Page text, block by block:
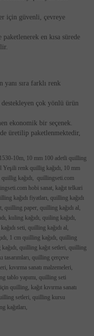
için güvenli, çevreye
en kısa sürede
yanı sıra farklı renk
destekleyen çok yönlü ürün
ekonomik bir seçenek.
üretilip paketlenmektedir,
10m, 10 mm 100 adetli quilling
Yeşili renk quillig kağıdı, 10 mm
kağıdı, quillingseti.com
hobi sanat, kağıt telkari
kağıdı fiyatları, quilling kağıdı
quilling paper, quilling kağıdı al,
kuling kağıdı, quiling kağıdı,
seti, quilling kağıdı al,
1 cm quilling kağıdı, quilling
quilling kağıt setleri, quilling
tasarımları, quilling çerçeve
kıvırma sanatı malzemeleri,
tablo yapımı, quilling seti
quilling, kağıt kıvırma sanatı
setleri, quilling kursu
kağıtları,